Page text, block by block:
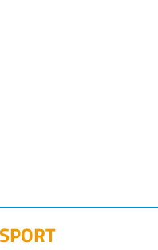
SPORT